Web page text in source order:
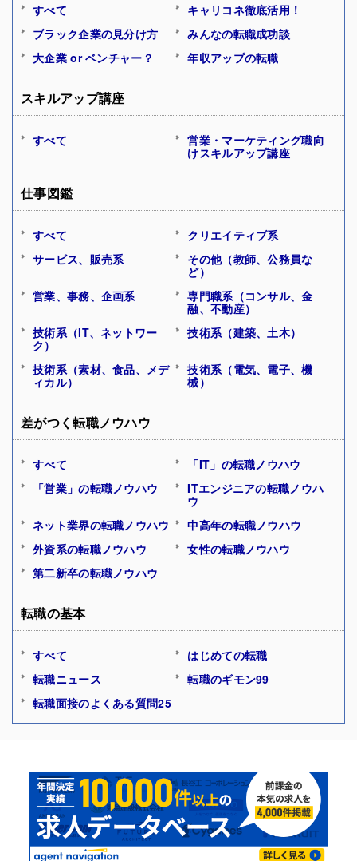
すべて
キャリコネ徹底活用！
ブラック企業の見分け方
みんなの転職成功談
大企業 or ベンチャー？
年収アップの転職
スキルアップ講座
すべて
営業・マーケティング職向
けスキルアップ講座
仕事図鑑
すべて
クリエイティブ系
サービス、販売系
その他（教師、公務員な
ど）
営業、事務、企画系
専門職系（コンサル、金
融、不動産）
技術系（IT、ネットワー
ク）
技術系（建築、土木）
技術系（素材、食品、メデ
ィカル）
技術系（電気、電子、機
械）
差がつく転職ノウハウ
すべて
「IT」の転職ノウハウ
「営業」の転職ノウハウ
ITエンジニアの転職ノウハ
ウ
ネット業界の転職ノウハウ
中高年の転職ノウハウ
外資系の転職ノウハウ
女性の転職ノウハウ
第二新卒の転職ノウハウ
転職の基本
すべて
はじめての転職
転職ニュース
転職のギモン99
転職面接のよくある質問25